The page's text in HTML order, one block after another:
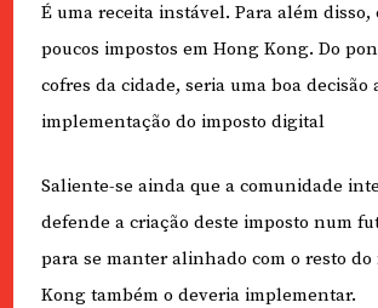
É uma receita instável. Para além disso,
poucos impostos em Hong Kong. Do
cofres da cidade, seria uma boa decisão
implementação do imposto digital
Saliente-se ainda que a comunidade
defende a criação deste imposto num
para se manter alinhado com o resto
Kong também o deveria implementar.